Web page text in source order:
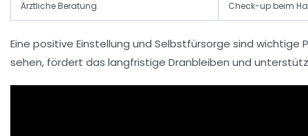
Ärztliche Beratung Check-up beim
Eine positive Einstellung und Selbstfürsorge sind
sehen, fördert das langfristige Dranbleiben und